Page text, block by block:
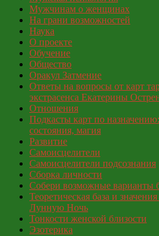
Мужчинам о женщинах
На грани возможностей
Наука
О проекте
Обучение
Общество
Оракул Затмение
Ответы на вопросы от карт
экстрасенса Екатерины
Отношения
Подкасты карт по
состояния, магия
Развитие
Самоисцелители
Самоисцелители подсознания
Сборка личности
Собери возможные варианты
Теоретическая база и
Лунную Ночь
Тонкости женской близости
Эзотерика